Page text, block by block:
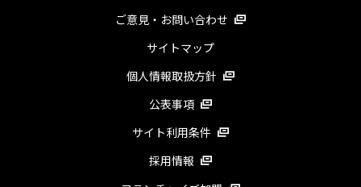
ご意見・お問い合わせ
サイトマップ
個人情報取扱方針
公表事項
サイト利用条件
採用情報